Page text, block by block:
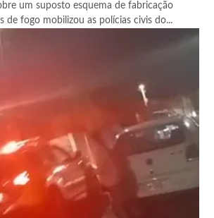
um suposto esquema de fabricação
de fogo mobilizou as polícias civis do...